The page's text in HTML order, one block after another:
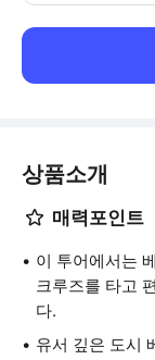
상품소개
매력포인트
이 투어에서는
크루즈를 타고
다.
유서 깊은 도시